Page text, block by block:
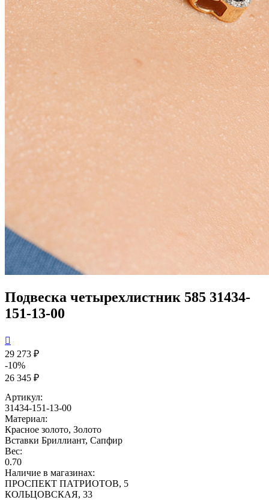
Подвеска четырехлистник 585 31434-
151-13-00

29 273 ₽
-10%
26 345 ₽
Артикул:
31434-151-13-00
Материал:
Красное золото, Золото
Вставки Бриллиант, Сапфир
Вес:
0.70
Наличие в магазинах:
ПРОСПЕКТ ПАТРИОТОВ, 5
КОЛЬЦОВСКАЯ, 33